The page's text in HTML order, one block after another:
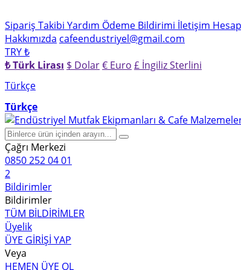
Sipariş Takibi Yardım Ödeme Bildirimi İletişim
Hakkımızda cafeendustriyel@gmail.com
TRY ₺
₺ Türk Lirası $ Dolar€ Euro £ İngiliz Sterlini
Türkçe
Türkçe
Çağrı Merkezi
0850 252 04 01
2
Bildirimler
Bildirimler
TÜM BİLDİRİMLER
Üyelik
ÜYE GİRİŞİ YAP
Veya
HEMEN ÜYE OL